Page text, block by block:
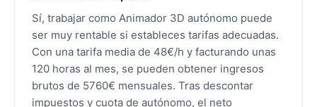
Sí, trabajar como Animador 3D autónomo puede
ser muy rentable si estableces tarifas adecuadas.
Con una tarifa media de 48€/h y facturando unas
120 horas al mes, se pueden obtener ingresos
brutos de 5760€ mensuales. Tras descontar
impuestos y cuota de autónomo, el neto